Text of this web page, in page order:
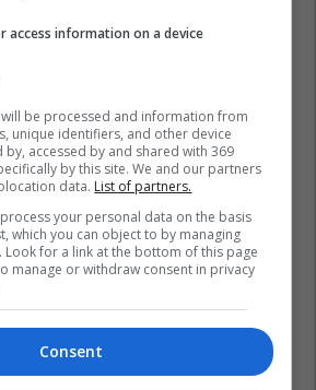
access information on a device
be processed and information from
unique identifiers, and other device
by, accessed by and shared with 369
by this site. We and our partners
data. List of partners.
your personal data on the basis
which you can object to by managing
for a link at the bottom of this page
manage or withdraw consent in privacy
Consent